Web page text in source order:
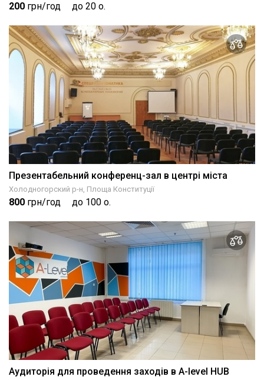
200 грн/год до 20 о.
Презентабельний конференц-зал в центрі міста
Холодногорский р-н, Площа Конституції
800 грн/год до 100 о.
Аудиторія для проведення заходів в A-level HUB